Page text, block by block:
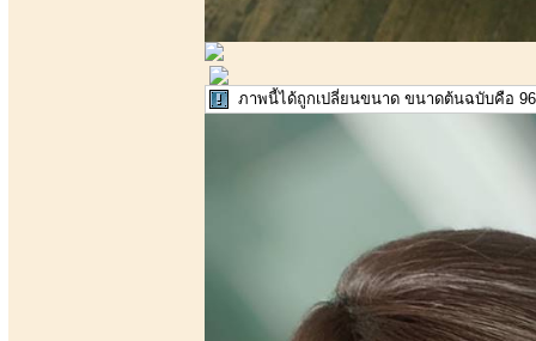
ภาพนี้ได้ถูกเปลี่ยนขนาด ขนาดต้นฉบับคือ